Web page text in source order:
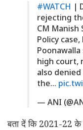
#WATCH |
rejecting
CM Manish
Policy case,
high court,
also
the…
— ANI
बता दें कि 2021-22 के